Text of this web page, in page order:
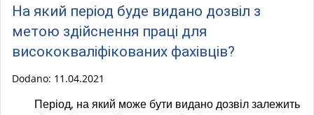
На який період буде видано дозвіл з
метою здійснення праці для
висококваліфікованих фахівців?
Dodano: 11.04.2021
Період, на який може бути видано дозвіл залежить